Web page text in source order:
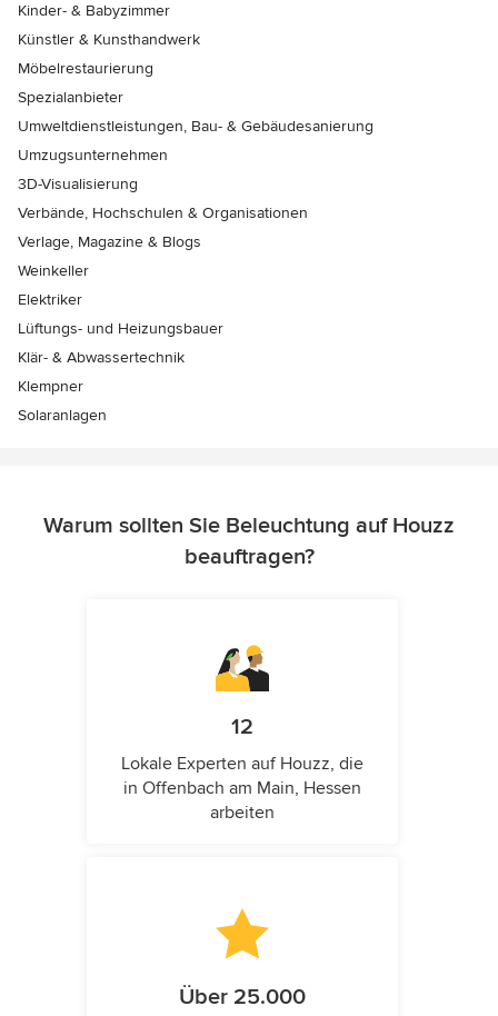
Kinder- & Babyzimmer
Künstler & Kunsthandwerk
Möbelrestaurierung
Spezialanbieter
Umweltdienstleistungen, Bau- & Gebäudesanierung
Umzugsunternehmen
3D-Visualisierung
Verbände, Hochschulen & Organisationen
Verlage, Magazine & Blogs
Weinkeller
Elektriker
Lüftungs- und Heizungsbauer
Klär- & Abwassertechnik
Klempner
Solaranlagen
Warum sollten Sie Beleuchtung auf Houzz
beauftragen?
12
Lokale Experten auf Houzz, die
in Offenbach am Main, Hessen
arbeiten
Über 25.000